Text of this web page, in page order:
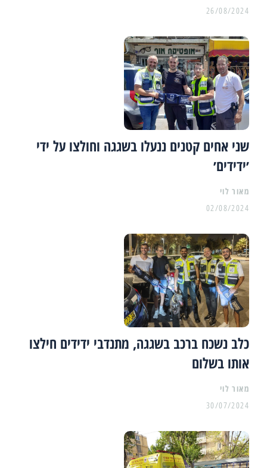
26/08/2024
שני אחים קטנים ננעלו בשגגה וחולצו על ידי
׳ידידים׳
מאור לוי
02/08/2024
כלב נשכח ברכב בשגגה, מתנדבי ידידים חילצו
אותו בשלום
מאור לוי
30/07/2024